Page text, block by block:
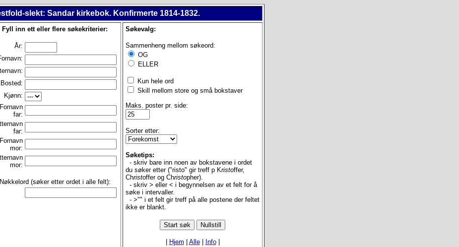
slekt: Sandar kirkebok. Konfirmerte 1814-1832.
Fyll inn ett eller flere søkekriterier:
År:
Bosted:
Kjønn:
Fornavn
far:
far:
Fornavn
mor:
mor:
Nøkkelord (søker etter ordet i alle felt):
Søkevalg:
Sammenheng mellom søkeord:
OG
ELLER
Kun hele ord
Skill mellom store og små bokstaver
Maks. poster pr. side:
Sorter etter:
Søketips:
- skriv bare inn noen av bokstavene i ordet
du søker etter ("risto" gir treff p Kristoffer,
Christoffer og Christopher).
- skriv > eller < i begynnelsen av et felt for å
søke i intervaller.
- >"" i et felt gir treff på alle postene der feltet
ikke er blankt.
Hjem Alle| Info|